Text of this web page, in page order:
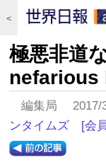
＜
極悪非道
nefarious
編集局
ンタイムズ
[会